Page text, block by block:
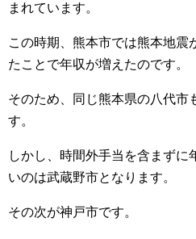
まれています。
この時期、熊本市では熊本地震
たことで年収が増えたのです。
そのため、同じ熊本県の八代市
す。
しかし、時間外手当を含まずに
いのは武蔵野市となります。
その次が神戸市です。